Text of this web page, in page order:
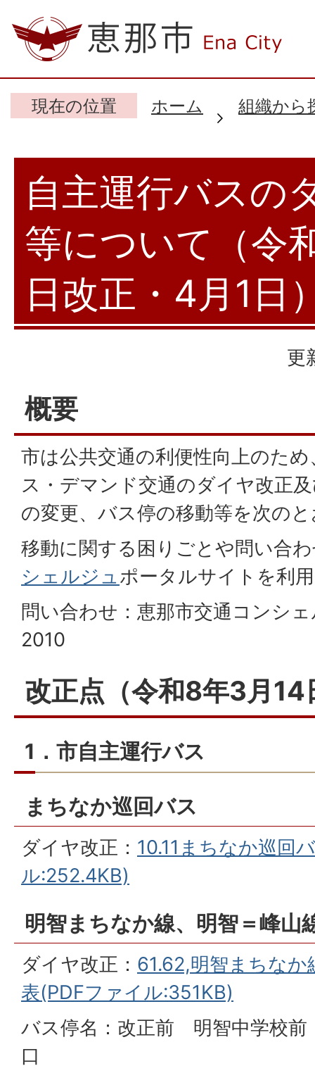
現在の位置 ホーム 組織から
自主運行バスの
等について（令
日改正・4月1日
更
概要
市は公共交通の利便性向上のた
ス・デマンド交通のダイヤ改正
の変更、バス停の移動等を次の
移動に関する困りごとや問い合
シェルジュポータルサイトを利
問い合わせ：恵那市交通コンシ
2010
改正点（令和8年3月14
1．市自主運行バス
まちなか巡回バス
ダイヤ改正： 10.11まちなか巡回
ル:252.4KB)
明智まちなか線、明智＝峰山
ダイヤ改正： 61.62,明智まちなか
表(PDFファイル:351KB)
バス停名：改正前 明智中学校
口